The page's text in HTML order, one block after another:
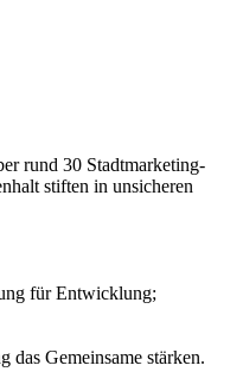
rund 30 Stadtmarketing-
stiften in unsicheren
für Entwicklung;
Gemeinsame stärken.